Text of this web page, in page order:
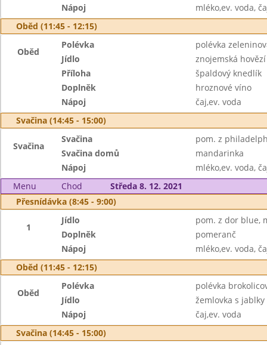
Nápoj
mléko,ev. voda,
Oběd (11:45 - 12:15)
Oběd
Polévka
polévka
Jídlo
znojemská
Příloha
špaldový knedlík
Doplněk
hroznové víno
Nápoj
čaj,ev. voda
Svačina (14:45 - 15:00)
Svačina
Svačina
pom. z
Svačina domů
mandarinka
Nápoj
mléko,ev. voda,
Menu
Chod
Středa 8. 12. 2021
Přesnídávka (8:45 - 9:00)
1
Jídlo
pom. z dor blue,
Doplněk
pomeranč
Nápoj
mléko,ev. voda,
Oběd (11:45 - 12:15)
Oběd
Polévka
polévka
Jídlo
žemlovka s
Nápoj
čaj,ev. voda
Svačina (14:45 - 15:00)